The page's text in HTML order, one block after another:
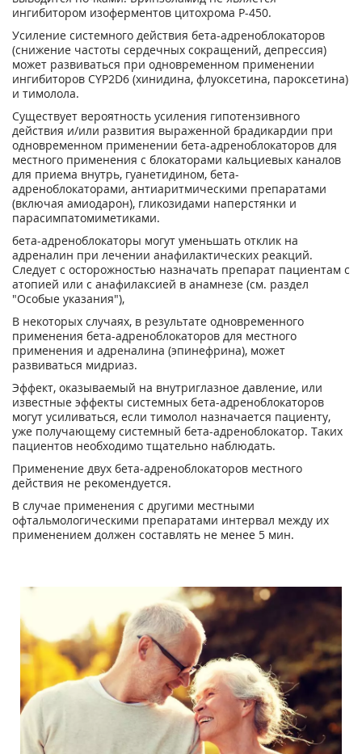
ингибитором изоферментов цитохрома Р-450.
Усиление системного действия бета-адреноблокаторов
(снижение частоты сердечных сокращений, депрессия)
может развиваться при одновременном применении
ингибиторов CYP2D6 (хинидина, флуоксетина, пароксетина)
и тимолола.
Существует вероятность усиления гипотензивного
действия и/или развития выраженной брадикардии при
одновременном применении бета-адреноблокаторов для
местного применения с блокаторами кальциевых каналов
для приема внутрь, гуанетидином, бета-
адреноблокаторами, антиаритмическими препаратами
(включая амиодарон), гликозидами наперстянки и
парасимпатомиметиками.
бета-адреноблокаторы могут уменьшать отклик на
адреналин при лечении анафилактических реакций.
Следует с осторожностью назначать препарат пациентам с
атопией или с анафилаксией в анамнезе (см. раздел
"Особые указания"),
В некоторых случаях, в результате одновременного
применения бета-адреноблокаторов для местного
применения и адреналина (эпинефрина), может
развиваться мидриаз.
Эффект, оказываемый на внутриглазное давление, или
известные эффекты системных бета-адреноблокаторов
могут усиливаться, если тимолол назначается пациенту,
уже получающему системный бета-адреноблокатор. Таких
пациентов необходимо тщательно наблюдать.
Применение двух бета-адреноблокаторов местного
действия не рекомендуется.
В случае применения с другими местными
офтальмологическими препаратами интервал между их
применением должен составлять не менее 5 мин.